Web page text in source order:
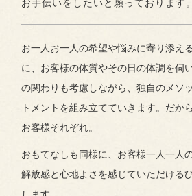
お手伝いをしたいと願っております。
お一人お一人の希望や悩みに寄り添え
に、お客様の体質やその日の体調を伺
の関わりも考慮しながら、独自のメソ
トメントを組み立てていきます。だか
お客様それぞれ。
おもてなしも同様に、お客様一人一人
解放感と心地よさを感じていただける